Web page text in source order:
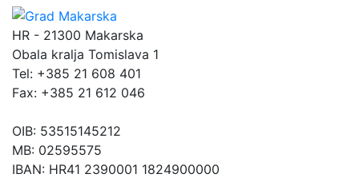
HR - 21300 Makarska
Obala kralja Tomislava 1
Tel: +385 21 608 401
Fax: +385 21 612 046
OIB: 53515145212
MB: 02595575
IBAN: HR41 2390001 1824900000